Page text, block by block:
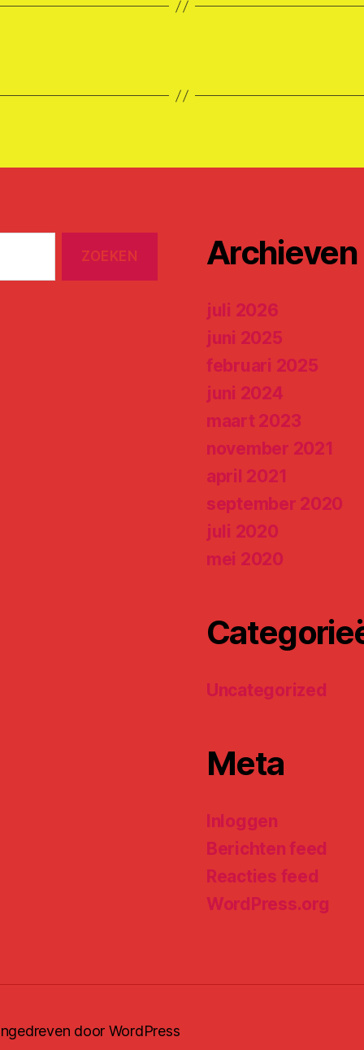
Archieven
juli 2026
juni 2025
februari 2025
juni 2024
maart 2023
november 2021
april 2021
september 2020
juli 2020
mei 2020
Uncategorized
Meta
Inloggen
Berichten feed
Reacties feed
WordPress.org
door WordPress